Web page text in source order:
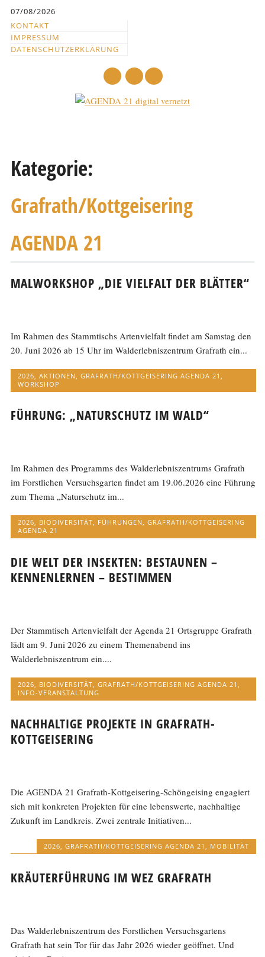
springen
07/08/2026
KONTAKT
IMPRESSUM
DATENSCHUTZERKLÄRUNG
zum
Kategorie:
Grafrath/Kottgeisering
AGENDA 21
MALWORKSHOP „DIE VIELFALT DER BLÄTTER“
Im Rahmen des Stammtischs Artenvielfalt findet am Samstag den
20. Juni 2026 ab 15 Uhr im Walderlebniszentrum Grafrath ein...
2026,AKTIONEN,GRAFRATH/KOTTGEISERING AGENDA 21,
WORKSHOP
FÜHRUNG: „NATURSCHUTZ IM WALD“
Im Rahmen des Programms des Walderlebniszentrums Grafrath
im Forstlichen Versuchsgarten findet am 19.06.2026 eine Führung
zum Thema „Naturschutz im...
2026, BIODIVERSITÄT, FÜHRUNGEN,GRAFRATH/KOTTGEISERING
AGENDA 21
DIE WELT DER INSEKTEN: BESTAUNEN –
KENNENLERNEN – BESTIMMEN
Der Stammtisch Artenvielfalt der Agenda 21 Ortsgruppe Grafrath
lädt am 9. Juni 2026 zu einem Themenabend ins
Walderlebniszentrum ein....
2026 BIODIVERSITÄT ,GRAFRATH/KOTTGEISERING AGENDA 21
INFO-VERANSTALTUNG
NACHHALTIGE PROJEKTE IN GRAFRATH-
KOTTGEISERING
Die AGENDA 21 Grafrath-Kottgeisering-Schöngeising engagiert
sich mit konkreten Projekten für eine lebenswerte, nachhaltige
Zukunft im Landkreis. Zwei zentrale Initiativen...
2026, GRAFRATH/KOTTGEISERING AGENDA 21 , MOBILITÄT
KRÄUTERFÜHRUNG IM WEZ GRAFRATH
Das Walderlebniszentrum des Forstlichen Versuchsgartens
Grafrath hat sein Tor für das Jahr 2026 wieder geöffnet. Und